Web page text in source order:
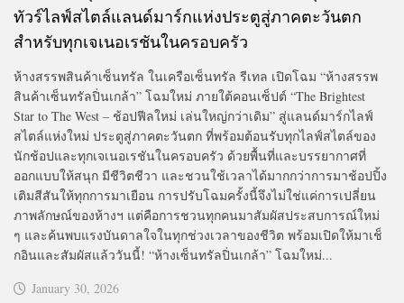
ทัวร์ไลฟ์สไตล์แลนด์มาร์กแห่งประตูสู่ภาคตะวันตก
สำหรับทุกเจเนอเรชันในครอบครัว
ห้างสรรพสินค้าเซ็นทรัล ในเครือเซ็นทรัล รีเทล เปิดโฉม “ห้างสรรพ
สินค้าเซ็นทรัลปิ่นเกล้า” โฉมใหม่ ภายใต้คอนเซ็ปต์ “The Brightest
Star to The West – ช้อปฟีลใหม่ เล่นใหญ่กว่าเดิม” สู่แลนด์มาร์กไลฟ์
สไตล์แห่งใหม่ ประตูสู่ภาคตะวันตก ที่พร้อมต้อนรับทุกไลฟ์สไตล์ของ
นักช้อปและทุกเจเนอเรชันในครอบครัว ด้วยพื้นที่และบรรยากาศที่
ออกแบบให้สนุก มีชีวิตชีวา และชวนใช้เวลาได้มากกว่าการมาช้อปปิ้ง
เติมสีสันให้ทุกการมาเยือน การปรับโฉมครั้งนี้จึงไม่ใช่แค่การเปลี่ยน
ภาพลักษณ์ของห้างฯ แต่คือการชวนทุกคนมาสัมผัสประสบการณ์ใหม่
ๆ และค้นพบแรงบันดาลใจในทุกช่วงเวลาของชีวิต พร้อมเปิดให้มาเช็
กอินและสัมผัสแล้ววันนี้! “ห้างเซ็นทรัลปิ่นเกล้า” โฉมใหม่...
January 30, 2026